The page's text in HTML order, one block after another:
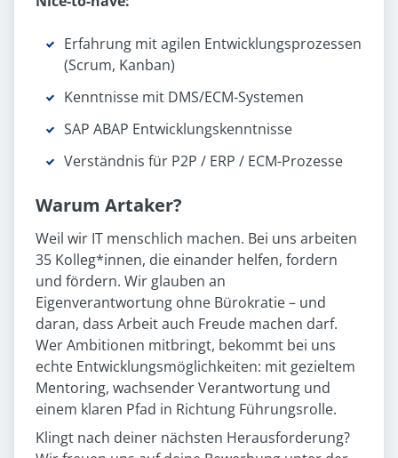
Erfahrung mit agilen Entwicklungsprozessen
(Scrum, Kanban)
Kenntnisse mit DMS/ECM-Systemen
SAP ABAP Entwicklungskenntnisse
Verständnis für P2P / ERP / ECM-Prozesse
Warum Artaker?
Weil wir IT menschlich machen. Bei uns arbeiten
35 Kolleg*innen, die einander helfen, fordern
und fördern. Wir glauben an
Eigenverantwortung ohne Bürokratie – und
daran, dass Arbeit auch Freude machen darf.
Wer Ambitionen mitbringt, bekommt bei uns
echte Entwicklungsmöglichkeiten: mit gezieltem
Mentoring, wachsender Verantwortung und
einem klaren Pfad in Richtung Führungsrolle.
Klingt nach deiner nächsten Herausforderung?